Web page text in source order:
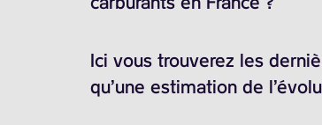
Ici vous trouverez les
qu’une estimation de